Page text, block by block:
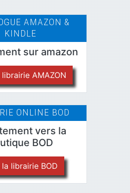
AMAZON &
KINDLE
sur amazon
AMAZON
ONLINE BOD
vers la
BOD
la librairie BOD